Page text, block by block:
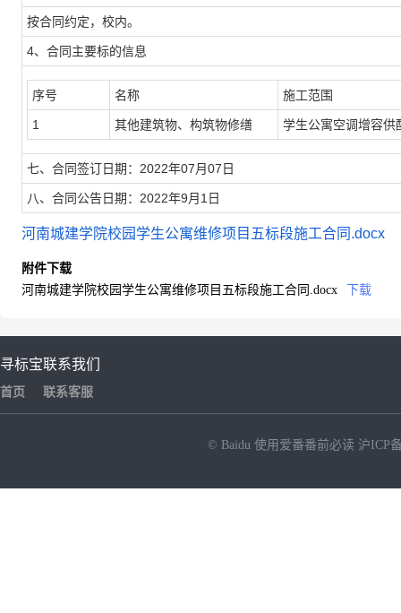
按合同约定，校内。
4、合同主要标的信息
序号 名称 施工范围
1 其他建筑物、构筑物修缮 学生公寓空调增容供
七、合同签订日期：2022年07月07日
八、合同公告日期：2022年9月1日
河南城建学院校园学生公寓维修项目五标段施工合同.docx
附件下载
河南城建学院校园学生公寓维修项目五标段施工合同.docx
下载
寻标宝
首页
联系我们
联系客服
© Baidu 使用爱番番前必读 沪ICP